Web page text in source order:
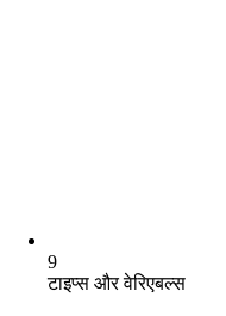
9
टाइप्स और वेरिएबल्स